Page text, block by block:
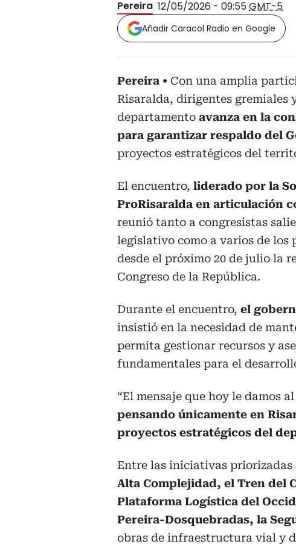
Pereira 12/05/2026 - 09:55GMT-5
Añadir Caracol Radio en Google
Pereira
Con una amplia
Risaralda, dirigentes gremiales
departamento avanza en la
para garantizar respaldo del
proyectos estratégicos del
El encuentro, liderado por la
ProRisaralda en articulación
reunió tanto a congresistas
legislativo como a varios de los
desde el próximo 20 de julio la
Congreso de la República.
Durante el encuentro, el
insistió en la necesidad de
permita gestionar recursos y
fundamentales para el
“El mensaje que hoy le damos
pensando únicamente en
proyectos estratégicos del
Entre las iniciativas priorizadas
Alta Complejidad, el Tren del
Plataforma Logística del
Pereira-Dosquebradas, la
obras de infraestructura vial y